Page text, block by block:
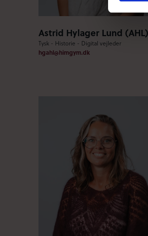
Astrid Hylager Lund (AHL)
Tysk - Historie - Digital vejleder
hgahl@himgym.dk